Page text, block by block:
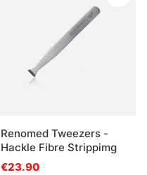
Renomed Tweezers -
Hackle Fibre Strippimg
€23.90